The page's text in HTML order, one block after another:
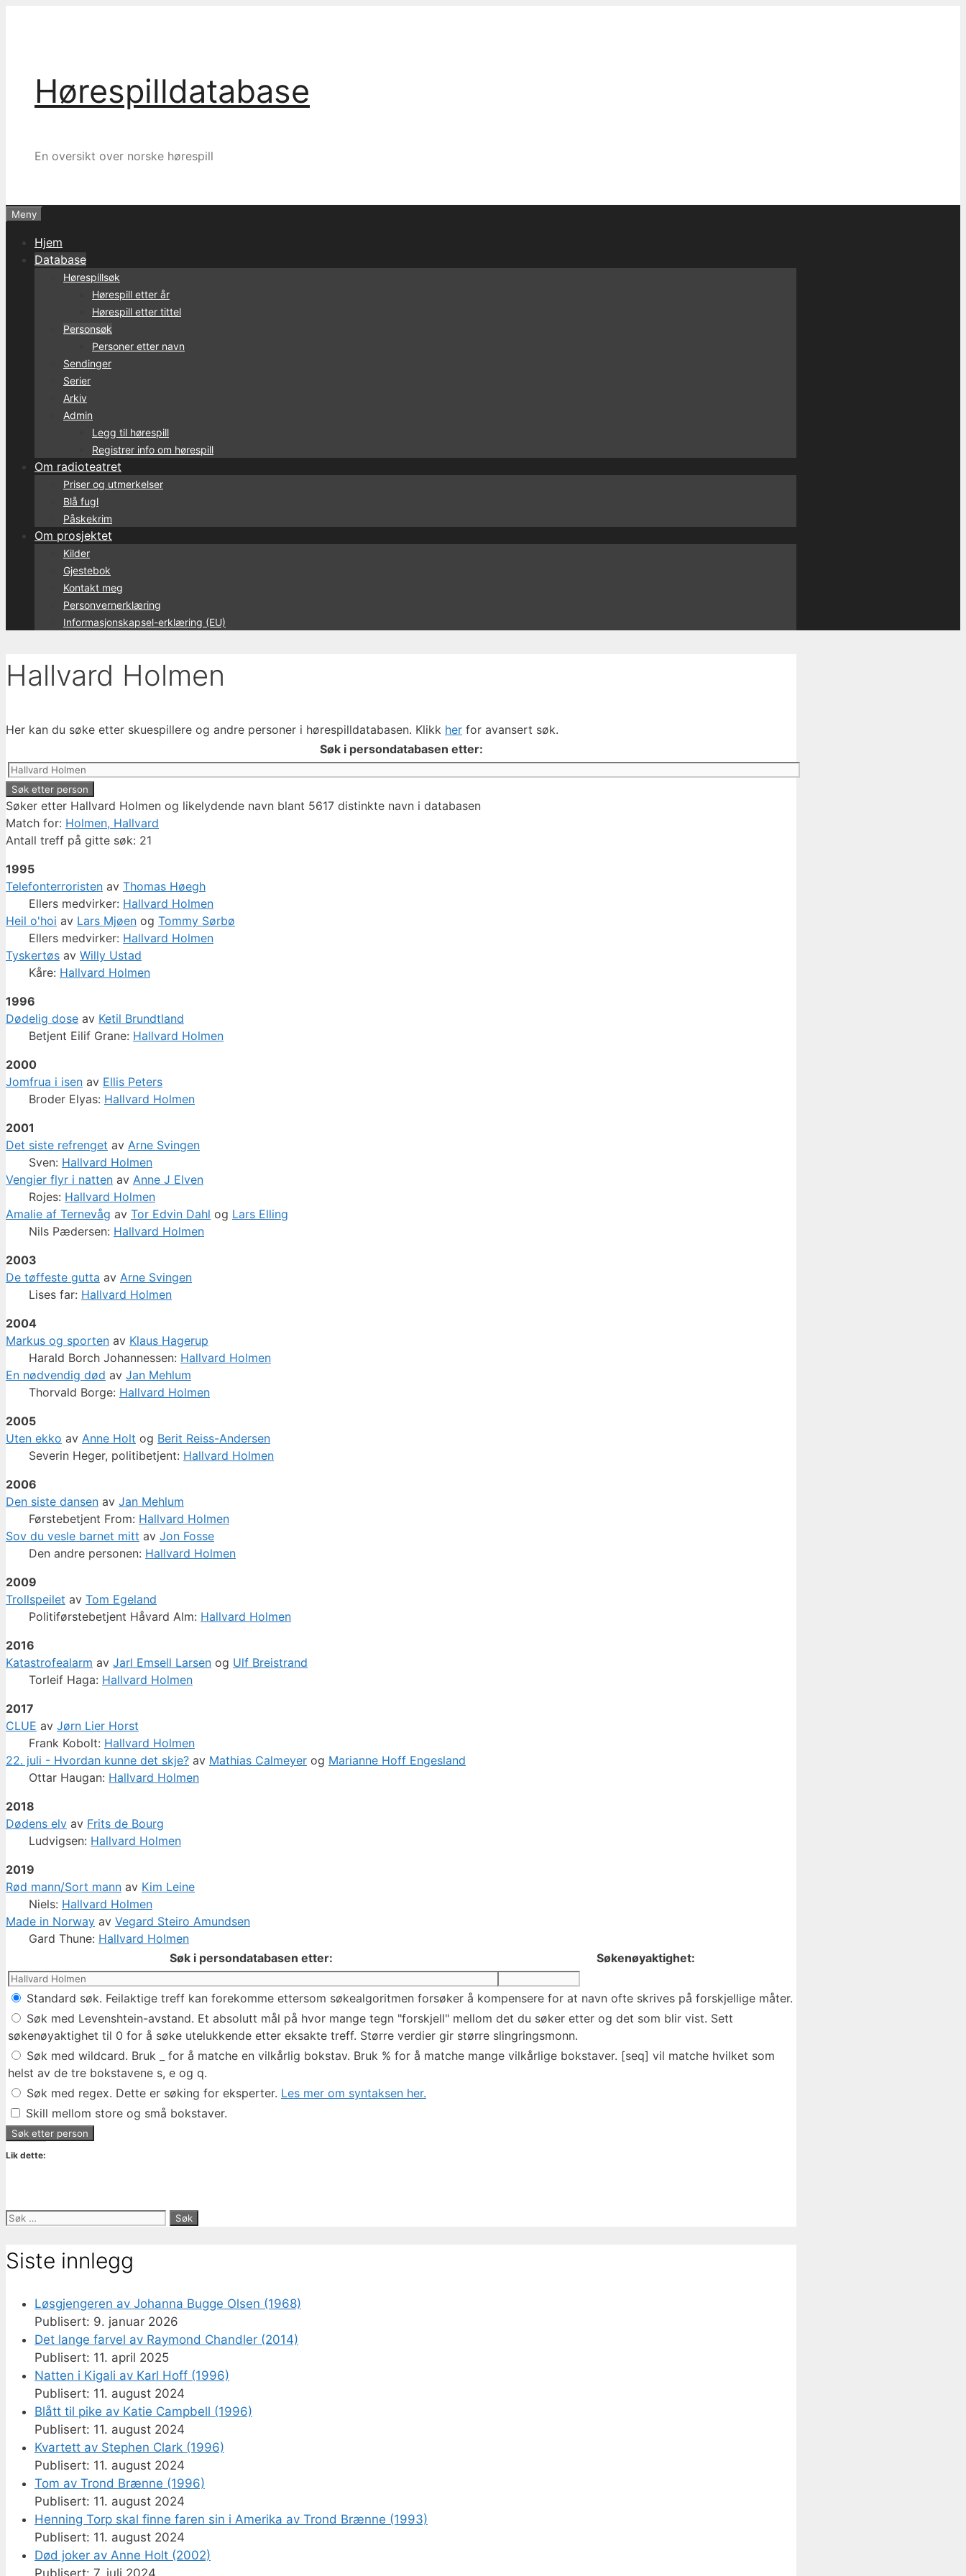
Hørespilldatabase
En oversikt over norske hørespill
Meny
Hjem
Database
Hørespillsøk
Hørespill etter år
Hørespill etter tittel
Personsøk
Personer etter navn
Sendinger
Serier
Arkiv
Admin
Legg til hørespill
Registrer info om hørespill
Om radioteatret
Priser og utmerkelser
Blå fugl
Påskekrim
Om prosjektet
Kilder
Gjestebok
Kontakt meg
Personvernerklæring
Informasjonskapsel-erklæring (EU)
Hallvard Holmen
Her kan du søke etter skuespillere og andre personer i hørespilldatabasen. Klikk her for avansert søk.
Søk i persondatabasen etter:
Søker etter Hallvard Holmen og likelydende navn blant 5617 distinkte navn i databasen
Match for: Holmen, Hallvard
Antall treff på gitte søk: 21
1995
Telefonterroristen av Thomas Høegh
Ellers medvirker: Hallvard Holmen
Heil o'hoi av Lars Mjøen og Tommy Sørbø
Ellers medvirker: Hallvard Holmen
Tyskertøs av Willy Ustad
Kåre: Hallvard Holmen
1996
Dødelig dose av Ketil Brundtland
Betjent Eilif Grane: Hallvard Holmen
2000
Jomfrua i isen av Ellis Peters
Broder Elyas: Hallvard Holmen
2001
Det siste refrenget av Arne Svingen
Sven: Hallvard Holmen
Vengier flyr i natten av Anne J Elven
Rojes: Hallvard Holmen
Amalie af Ternevåg av Tor Edvin Dahl og Lars Elling
Nils Pædersen: Hallvard Holmen
2003
De tøffeste gutta av Arne Svingen
Lises far: Hallvard Holmen
2004
Markus og sporten av Klaus Hagerup
Harald Borch Johannessen: Hallvard Holmen
En nødvendig død av Jan Mehlum
Thorvald Borge: Hallvard Holmen
2005
Uten ekko av Anne Holt og Berit Reiss-Andersen
Severin Heger, politibetjent: Hallvard Holmen
2006
Den siste dansen av Jan Mehlum
Førstebetjent From: Hallvard Holmen
Sov du vesle barnet mitt av Jon Fosse
Den andre personen: Hallvard Holmen
2009
Trollspeilet av Tom Egeland
Politiførstebetjent Håvard Alm: Hallvard Holmen
2016
Katastrofealarm av Jarl Emsell Larsen og Ulf Breistrand
Torleif Haga: Hallvard Holmen
2017
CLUE av Jørn Lier Horst
Frank Kobolt: Hallvard Holmen
22. juli - Hvordan kunne det skje? av Mathias Calmeyer og Marianne Hoff Engesland
Ottar Haugan: Hallvard Holmen
2018
Dødens elv av Frits de Bourg
Ludvigsen: Hallvard Holmen
2019
Rød mann/Sort mann av Kim Leine
Niels: Hallvard Holmen
Made in Norway av Vegard Steiro Amundsen
Gard Thune: Hallvard Holmen
Søk i persondatabasen etter:
Søkenøyaktighet:
Standard søk. Feilaktige treff kan forekomme ettersom søkealgoritmen forsøker å kompensere for at navn ofte skrives på forskjellige måter.
Søk med Levenshtein-avstand. Et absolutt mål på hvor mange tegn "forskjell" mellom det du søker etter og det som blir vist. Sett
søkenøyaktighet til 0 for å søke utelukkende etter eksakte treff. Større verdier gir større slingringsmonn.
Søk med wildcard. Bruk _ for å matche en vilkårlig bokstav. Bruk % for å matche mange vilkårlige bokstaver. [seq] vil matche hvilket som
helst av de tre bokstavene s, e og q.
Søk med regex. Dette er søking for eksperter. Les mer om syntaksen her.
Skill mellom store og små bokstaver.
Lik dette:
Søk
Siste innlegg
Løsgjengeren av Johanna Bugge Olsen (1968)
9. januar 2026
Det lange farvel av Raymond Chandler (2014)
11. april 2025
Natten i Kigali av Karl Hoff (1996)
11. august 2024
Blått til pike av Katie Campbell (1996)
11. august 2024
Kvartett av Stephen Clark (1996)
11. august 2024
Tom av Trond Brænne (1996)
11. august 2024
Henning Torp skal finne faren sin i Amerika av Trond Brænne (1993)
11. august 2024
Død joker av Anne Holt (2002)